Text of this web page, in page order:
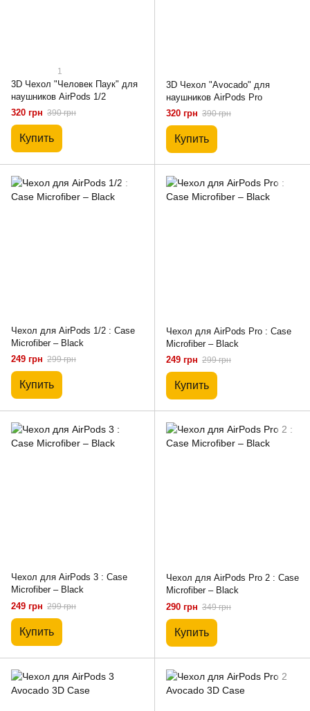
1
3D Чехол "Человек Паук" для
наушников AirPods 1/2
320 грн 390 грн
Купить
3D Чехол "Avocado" для
наушников AirPods Pro
320 грн 390 грн
Купить
Чехол для AirPods 1/2 : Case
Microfiber – Black
249 грн 299 грн
Купить
Чехол для AirPods Pro : Case
Microfiber – Black
249 грн 299 грн
Купить
Чехол для AirPods 3 : Case
Microfiber – Black
249 грн 299 грн
Купить
Чехол для AirPods Pro 2 : Case
Microfiber – Black
290 грн 349 грн
Купить